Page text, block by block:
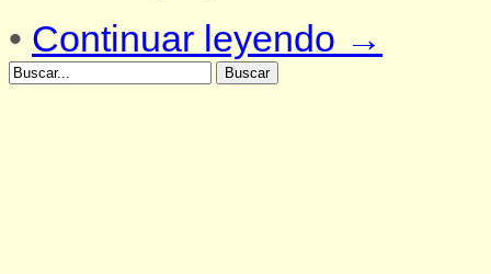
• Continuar leyendo →